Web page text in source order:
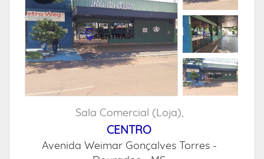
Sala Comercial (Loja),
CENTRO
Avenida Weimar Gonçalves Torres -